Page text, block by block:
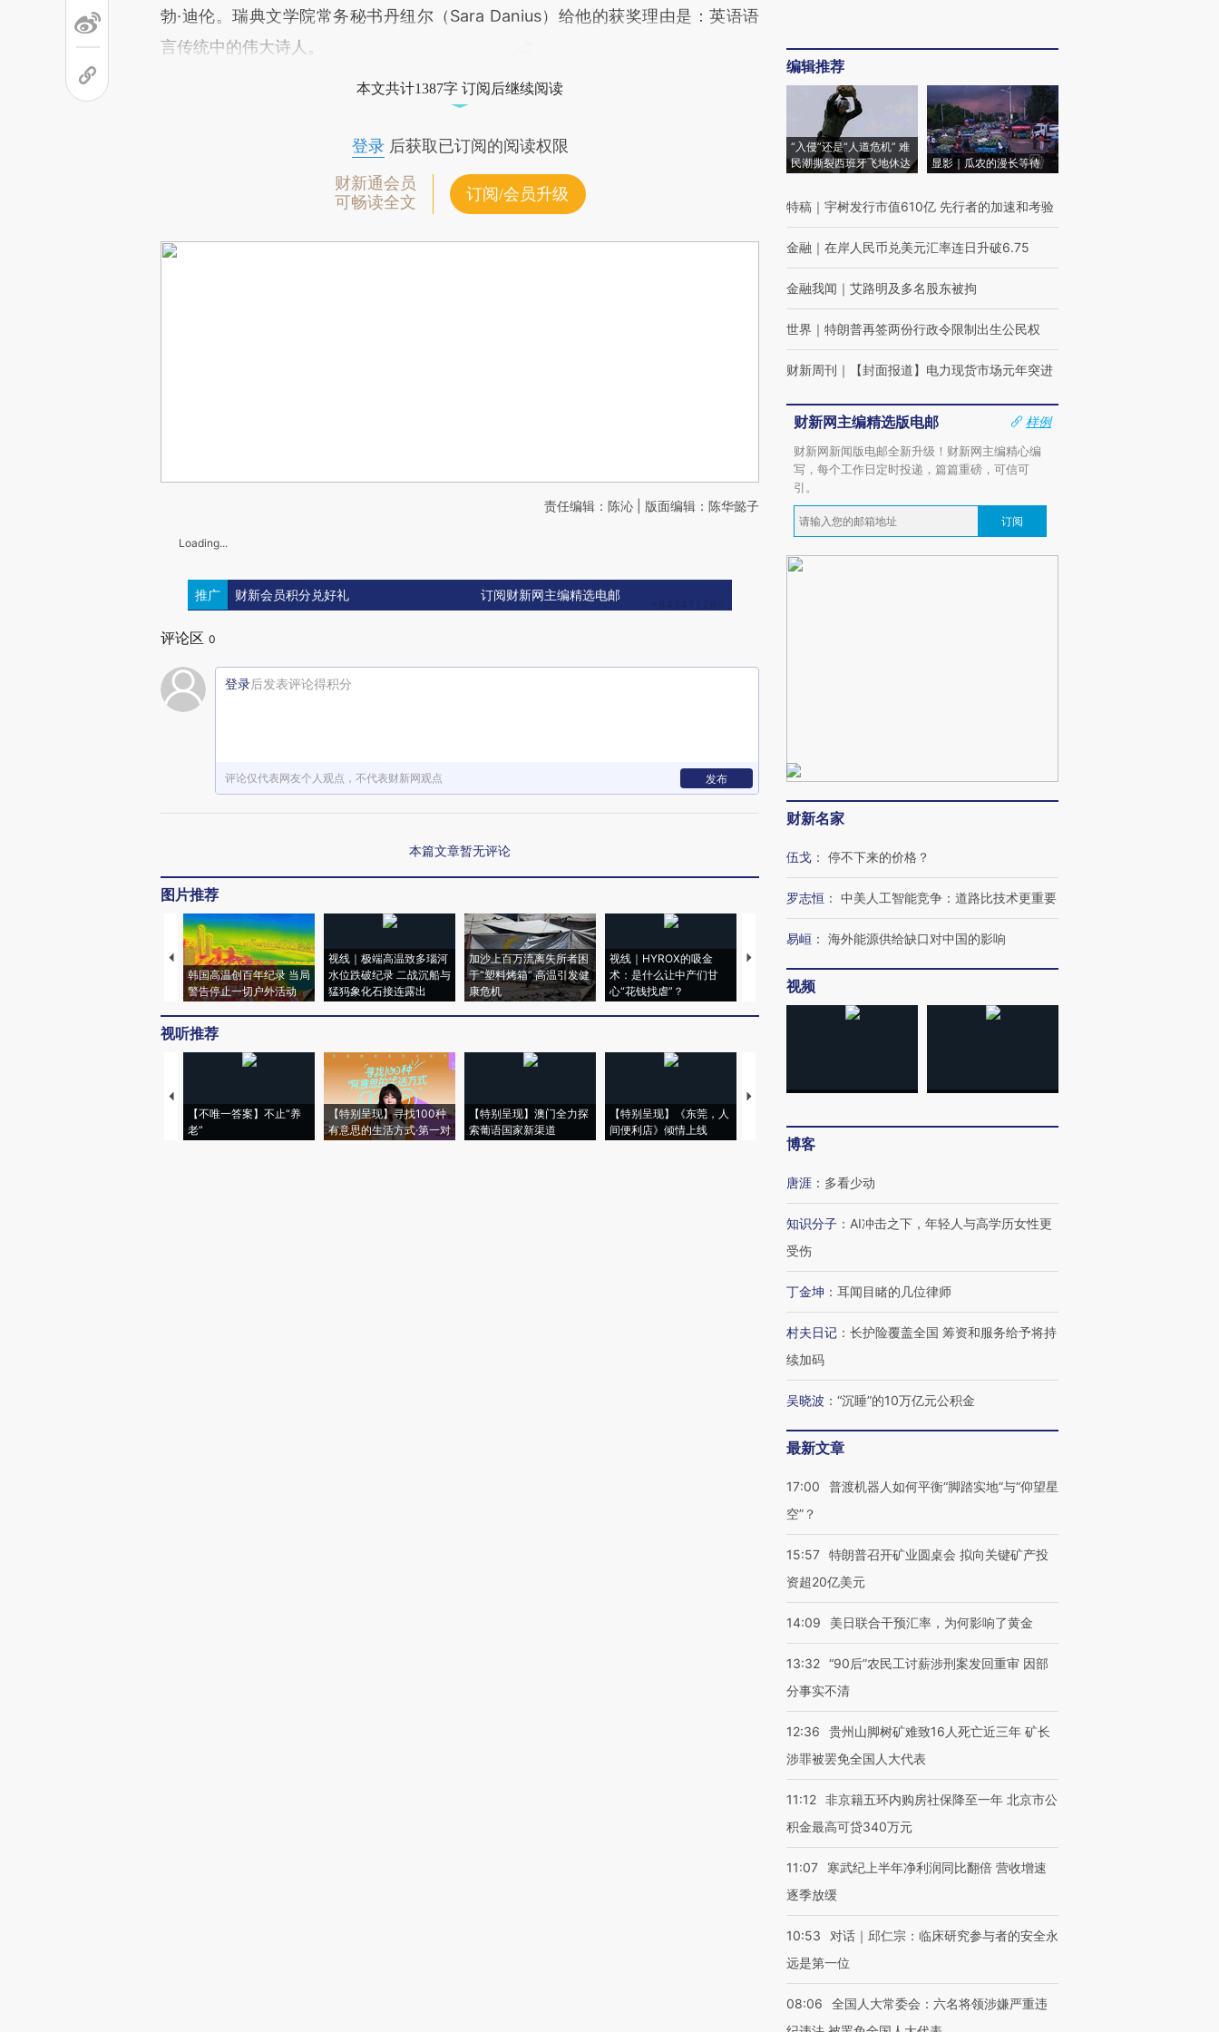
勃·迪伦。瑞典文学院常务秘书丹纽尔（Sara Danius）给他的获奖理由是：英语语
言传统中的伟大诗人。
本文共计1387字 订阅后继续阅读
登录后获取已订阅的阅读权限
财新通会员
可畅读全文
订阅/会员升级
责任编辑：陈沁 | 版面编辑：陈华懿子
Loading...
推广 财新会员积分兑好礼 订阅财新网主编精选电邮
评论区 0
登录后发表评论得积分
评论仅代表网友个人观点，不代表财新网观点 发布
本篇文章暂无评论
图片推荐
韩国高温创百年纪录 当局
警告停止一切户外活动
视线｜极端高温致多瑙河
水位跌破纪录 二战沉船与
猛犸象化石接连露出
加沙上百万流离失所者困
于“塑料烤箱” 高温引发健
康危机
视线｜HYROX的吸金
术：是什么让中产们甘
心“花钱找虐”？
马航飞行员跨国走私7万
视听推荐
【不唯一答案】不止“养
老”
【特别呈现】寻找100种
有意思的生活方式·第一对
【特别呈现】澳门全力探
索葡语国家新渠道
【特别呈现】《东莞，人
间便利店》倾情上线
【推广】走进第四届链博
有意思的生活方式·第三对
【商旅对话】华住集团
住三大增长引擎是什么？
编辑推荐
“入侵”还是“人道危机” 难
民潮撕裂西班牙飞地休达
显影｜瓜农的漫长等待
特稿 ｜ 宇树发行市值610亿 先行者的加速和考验
金融 ｜ 在岸人民币兑美元汇率连日升破6.75
金融我闻 ｜ 艾路明及多名股东被拘
世界 ｜ 特朗普再签两份行政令限制出生公民权
财新周刊 ｜ 【封面报道】电力现货市场元年突进
财新网主编精选版电邮
样例
财新网新闻版电邮全新升级！财新网主编精心编
写，每个工作日定时投递，篇篇重磅，可信可
引。
订阅
财新名家
伍戈 ： 停不下来的价格？
罗志恒 ： 中美人工智能竞争：道路比技术更重要
易峘 ： 海外能源供给缺口对中国的影响
视频
博客
唐涯 ： 多看少动
知识分子 ： AI冲击之下，年轻人与高学历女性更
受伤
丁金坤 ： 耳闻目睹的几位律师
村夫日记 ： 长护险覆盖全国 筹资和服务给予将持
续加码
吴晓波 ： “沉睡”的10万亿元公积金
最新文章
17:00
普渡机器人如何平衡“脚踏实地”与“仰望星
空”？
15:57 特朗普召开矿业圆桌会 拟向关键矿产投
资超20亿美元
14:09 美日联合干预汇率，为何影响了黄金
13:32 “90后”农民工讨薪涉刑案发回重审 因部
分事实不清
12:36
贵州山脚树矿难致16人死亡近三年 矿长
涉罪被罢免全国人大代表
11:12 非京籍五环内购房社保降至一年 北京市公
积金最高可贷340万元
11:07
寒武纪上半年净利润同比翻倍 营收增速
逐季放缓
10:53
对话｜邱仁宗：临床研究参与者的安全永
远是第一位
08:06
全国人大常委会：六名将领涉嫌严重违